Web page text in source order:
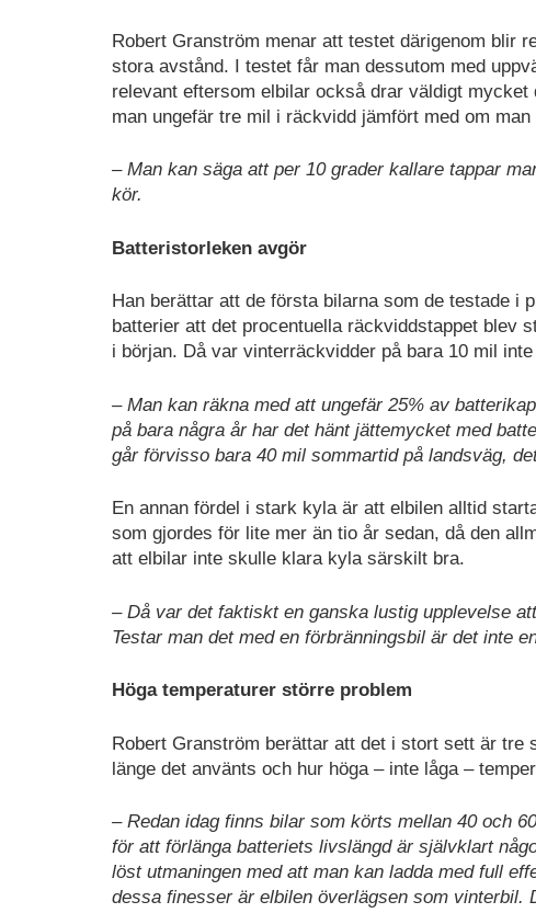
Robert Granström menar att testet därigenom blir
stora avstånd. I testet får man dessutom med
relevant eftersom elbilar också drar väldigt
man ungefär tre mil i räckvidd jämfört med om
– Man kan säga att per 10 grader kallare tappar
kör.
Batteristorleken avgör
Han berättar att de första bilarna som de testade i
batterier att det procentuella räckviddstappet blev
i början. Då var vinterräckvidder på bara 10 mil
– Man kan räkna med att ungefär 25% av
på bara några år har det hänt jättemycket med
går förvisso bara 40 mil sommartid på landsväg,
En annan fördel i stark kyla är att elbilen alltid
som gjordes för lite mer än tio år sedan, då den
att elbilar inte skulle klara kyla särskilt bra.
– Då var det faktiskt en ganska lustig upplevelse
Testar man det med en förbränningsbil är det inte
Höga temperaturer större problem
Robert Granström berättar att det i stort sett är
länge det använts och hur höga – inte låga –
– Redan idag finns bilar som körts mellan 40 och
för att förlänga batteriets livslängd är självklart
löst utmaningen med att man kan ladda med full
dessa finesser är elbilen överlägsen som vinterbil.